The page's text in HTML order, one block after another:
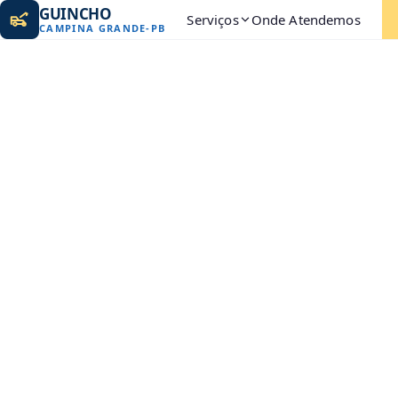
GUINCHO
CAMPINA GRANDE- PB Serviços Onde Atendemos